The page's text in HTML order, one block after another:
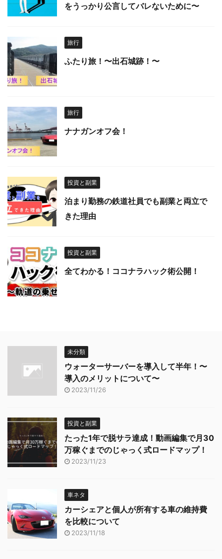
をうっかり公言してバレないために〜
旅行
ふたり旅！〜出石城跡！〜
旅行
ナナガンオフ会！
投資と副業
泊まり勤務の鉄道社員でも副業と両立で
きた理由
投資と副業
全てわかる！ココナラハック術公開！
未分類
ウォーターサーバーを導入して半年！〜
導入のメリットについて〜
2023/11/26
投資と副業
たった1年で脱サラ達成！動画編集で月30
万稼ぐまでのじゃっく式ロードマップ！
2023/11/23
車ネタ
カーシェアと個人が所有する車の維持費
を比較について
2023/11/18